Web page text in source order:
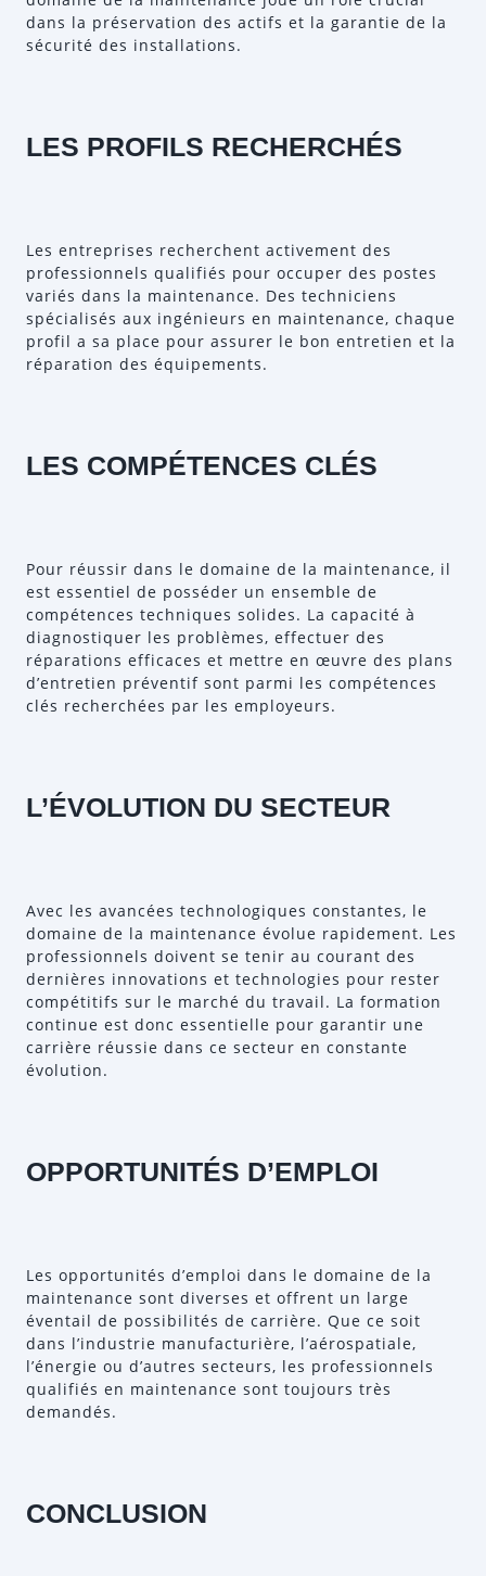
dans la préservation des actifs et la garantie de la
sécurité des installations.
LES PROFILS RECHERCHÉS
Les entreprises recherchent activement des
professionnels qualifiés pour occuper des postes
variés dans la maintenance. Des techniciens
spécialisés aux ingénieurs en maintenance, chaque
profil a sa place pour assurer le bon entretien et la
réparation des équipements.
LES COMPÉTENCES CLÉS
Pour réussir dans le domaine de la maintenance, il
est essentiel de posséder un ensemble de
compétences techniques solides. La capacité à
diagnostiquer les problèmes, effectuer des
réparations efficaces et mettre en œuvre des plans
d’entretien préventif sont parmi les compétences
clés recherchées par les employeurs.
L’ÉVOLUTION DU SECTEUR
Avec les avancées technologiques constantes, le
domaine de la maintenance évolue rapidement. Les
professionnels doivent se tenir au courant des
dernières innovations et technologies pour rester
compétitifs sur le marché du travail. La formation
continue est donc essentielle pour garantir une
carrière réussie dans ce secteur en constante
évolution.
OPPORTUNITÉS D’EMPLOI
Les opportunités d’emploi dans le domaine de la
maintenance sont diverses et offrent un large
éventail de possibilités de carrière. Que ce soit
dans l’industrie manufacturière, l’aérospatiale,
l’énergie ou d’autres secteurs, les professionnels
qualifiés en maintenance sont toujours très
demandés.
CONCLUSION